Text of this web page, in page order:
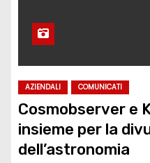
AZIENDALI COMUNICATI
Cosmobserver e
insieme per la
dell’astronomia